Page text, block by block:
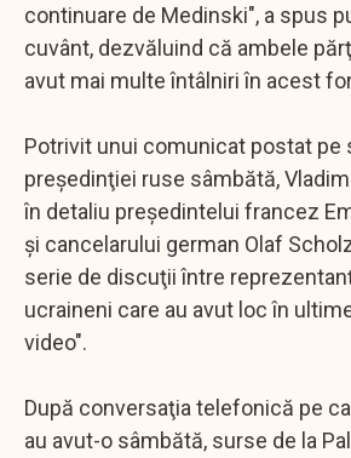
continuare de Medinski", a spus
cuvânt, dezvăluind că ambele
avut mai multe întâlniri în acest
Potrivit unui comunicat postat pe
preşedinţiei ruse sâmbătă,
în detaliu preşedintelui francez
şi cancelarului german Olaf
serie de discuţii între
ucraineni care au avut loc în
video".
După conversaţia telefonică pe
au avut-o sâmbătă, surse de la